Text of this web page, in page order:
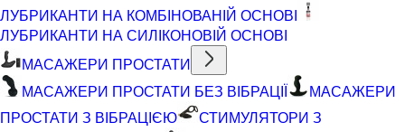
ЛУБРИКАНТИ НА КОМБІНОВАНІЙ ОСНОВІ
ЛУБРИКАНТИ НА СИЛІКОНОВІЙ ОСНОВІ
МАСАЖЕРИ ПРОСТАТИ
МАСАЖЕРИ ПРОСТАТИ БЕЗ ВІБРАЦІЇ
МАСАЖЕРИ
ПРОСТАТИ З ВІБРАЦІЄЮ
СТИМУЛЯТОРИ З